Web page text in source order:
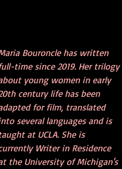
Bouroncle has written
time since 2019. Her trilogy
young women in early
century life has been
for film, translated
several languages and is
at UCLA. She is
Writer in Residence
the University of Michigan's